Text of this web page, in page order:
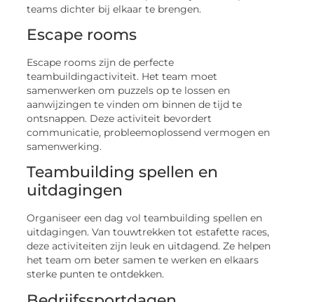
teams dichter bij elkaar te brengen.
Escape rooms
Escape rooms zijn de perfecte
teambuildingactiviteit. Het team moet
samenwerken om puzzels op te lossen en
aanwijzingen te vinden om binnen de tijd te
ontsnappen. Deze activiteit bevordert
communicatie, probleemoplossend vermogen en
samenwerking.
Teambuilding spellen en
uitdagingen
Organiseer een dag vol teambuilding spellen en
uitdagingen. Van touwtrekken tot estafette races,
deze activiteiten zijn leuk en uitdagend. Ze helpen
het team om beter samen te werken en elkaars
sterke punten te ontdekken.